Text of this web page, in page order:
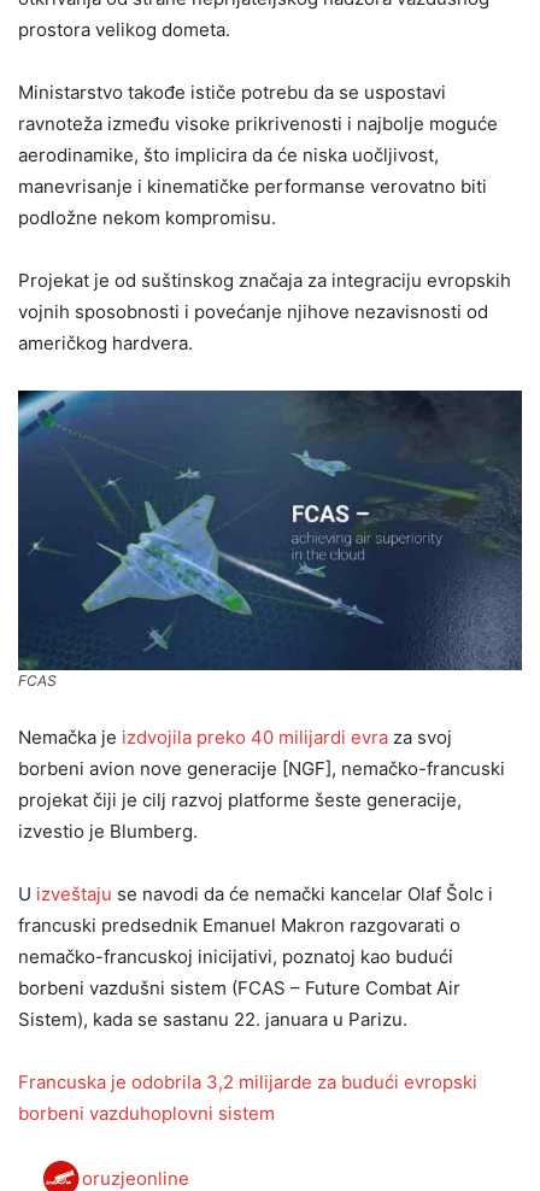
prostora velikog dometa.
Ministarstvo takođe ističe potrebu da se uspostavi
ravnoteža između visoke prikrivenosti i najbolje moguće
aerodinamike, što implicira da će niska uočljivost,
manevrisanje i kinematičke performanse verovatno biti
podložne nekom kompromisu.
Projekat je od suštinskog značaja za integraciju evropskih
vojnih sposobnosti i povećanje njihove nezavisnosti od
američkog hardvera.
FCAS
Nemačka je izdvojila preko 40 milijardi evra za svoj
borbeni avion nove generacije [NGF], nemačko-francuski
projekat čiji je cilj razvoj platforme šeste generacije,
izvestio je Blumberg.
U izveštaju se navodi da će nemački kancelar Olaf Šolc i
francuski predsednik Emanuel Makron razgovarati o
nemačko-francuskoj inicijativi, poznatoj kao budući
borbeni vazdušni sistem (FCAS – Future Combat Air
Sistem), kada se sastanu 22. januara u Parizu.
Francuska je odobrila 3,2 milijarde za budući evropski
borbeni vazduhoplovni sistem
oruzjeonline